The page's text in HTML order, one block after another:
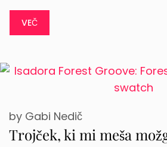
VEČ
Trojček, ki mi meša
by Gabi Nedič